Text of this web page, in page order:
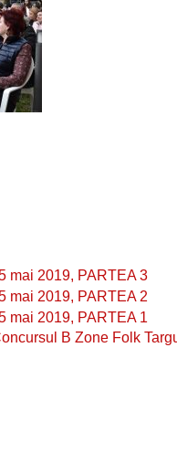
mai 2019, PARTEA 3
mai 2019, PARTEA 2
mai 2019, PARTEA 1
B Zone Folk